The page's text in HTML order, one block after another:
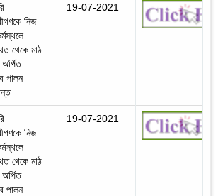
নিজ
থেকে মাঠ
অর্পিত
পালন
19-07-2021
নিজ
থেকে মাঠ
অর্পিত
পালন
19-07-2021